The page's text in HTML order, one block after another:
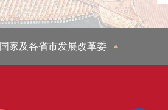
国家及各省市发展改革委